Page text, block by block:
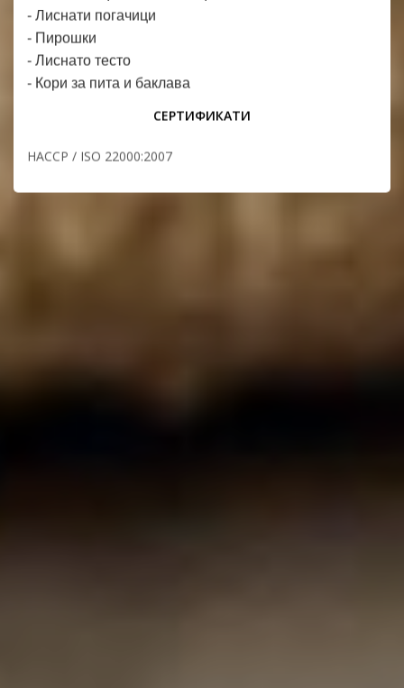
- Лиснати погачици
- Пирошки
- Лиснато тесто
- Кори за пита и баклава
СЕРТИФИКАТИ
HACCP / ISO 22000:2007